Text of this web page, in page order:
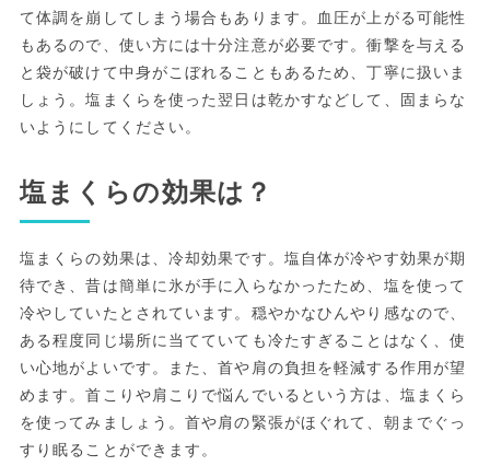
て体調を崩してしまう場合もあります。血圧が上がる可能性
もあるので、使い方には十分注意が必要です。衝撃を与える
と袋が破けて中身がこぼれることもあるため、丁寧に扱いま
しょう。塩まくらを使った翌日は乾かすなどして、固まらな
いようにしてください。
塩まくらの効果は？
塩まくらの効果は、冷却効果です。塩自体が冷やす効果が期
待でき、昔は簡単に氷が手に入らなかったため、塩を使って
冷やしていたとされています。穏やかなひんやり感なので、
ある程度同じ場所に当てていても冷たすぎることはなく、使
い心地がよいです。また、首や肩の負担を軽減する作用が望
めます。首こりや肩こりで悩んでいるという方は、塩まくら
を使ってみましょう。首や肩の緊張がほぐれて、朝までぐっ
すり眠ることができます。